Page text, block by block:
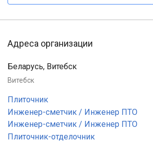
Адреса организации
Беларусь, Витебск
Витебск
Плиточник
Инженер-сметчик / Инженер ПТО
Инженер-сметчик / Инженер ПТО
Плиточник-отделочник